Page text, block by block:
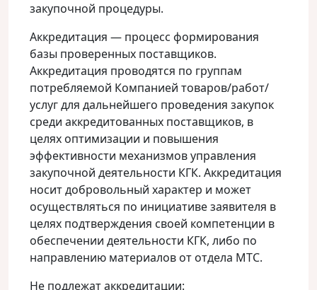
закупочной процедуры.
Аккредитация — процесс формирования
базы проверенных поставщиков.
Аккредитация проводятся по группам
потребляемой Компанией товаров/работ/
услуг для дальнейшего проведения закупок
среди аккредитованных поставщиков, в
целях оптимизации и повышения
эффективности механизмов управления
закупочной деятельности КГК. Аккредитация
носит добровольный характер и может
осуществляться по инициативе заявителя в
целях подтверждения своей компетенции в
обеспечении деятельности КГК, либо по
направлению материалов от отдела МТС.
Не подлежат аккредитации: